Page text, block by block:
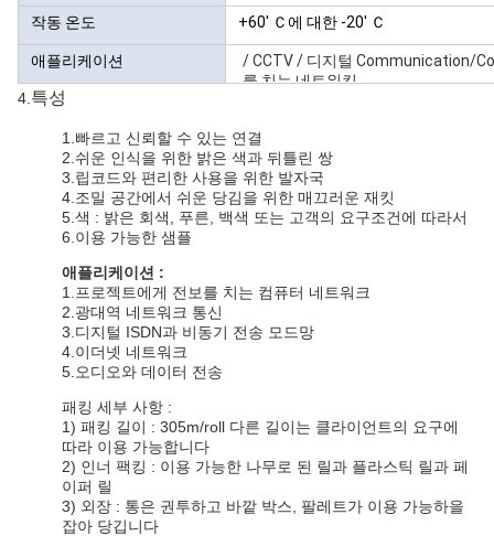
작동 온도 +60' Ｃ에 대한 -20' Ｃ
애플리케이션
/ CCTV / 디지털 Communication/
를 치는 네트워킹
4. 특성
1.빠르고 신뢰할 수 있는 연결
2.쉬운 인식을 위한 밝은 색과 뒤틀린 쌍
3.립코드와 편리한 사용을 위한 발자국
4.조밀 공간에서 쉬운 당김을 위한 매끄러운 재킷
5.색 : 밝은 회색, 푸른, 백색 또는 고객의 요구조건에 따라서
6.이용 가능한 샘플
애플리케이션 :
1.프로젝트에게 전보를 치는 컴퓨터 네트워크
2.광대역 네트워크 통신
3.디지털 ISDN과 비동기 전송 모드망
4.이더넷 네트워크
5.오디오와 데이터 전송
패킹 세부 사항 :
1) 패킹 길이 : 305m/roll 다른 길이는 클라이언트의 요구에
따라 이용 가능합니다
2) 인너 팩킹 : 이용 가능한 나무로 된 릴과 플라스틱 릴과 페
이퍼 릴
3) 외장 : 통은 권투하고 바깥 박스, 팔레트가 이용 가능하을
잡아 당깁니다